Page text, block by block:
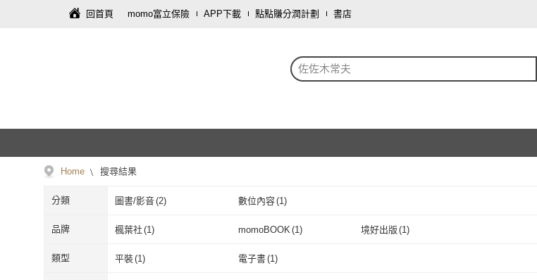
回首頁 momo富立保險 APP下載 點點賺分潤計劃 書店
佐佐木常夫
Home 搜尋結果
分類 圖書/影音(2) 數位內容(1)
品牌 楓葉社(1) momoBOOK (1) 境好出版 (1)
楓葉社 momoBOOK
類型 平裝(1) 電子書(1)